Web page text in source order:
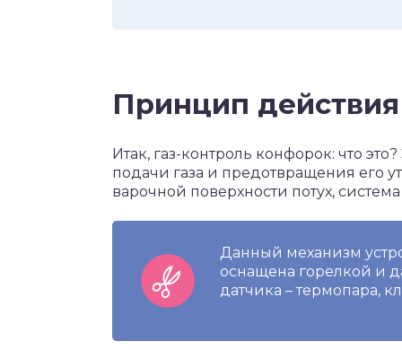
Принцип действия
Итак, газ-контроль конфорок: что
подачи газа и предотвращения его
варочной поверхности потух,
Данный механизм
оснащена горелкой и
датчика – термопара,